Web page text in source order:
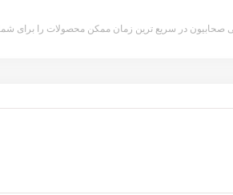
صحابیون در سریع ترین زمان ممکن محصولات را برای